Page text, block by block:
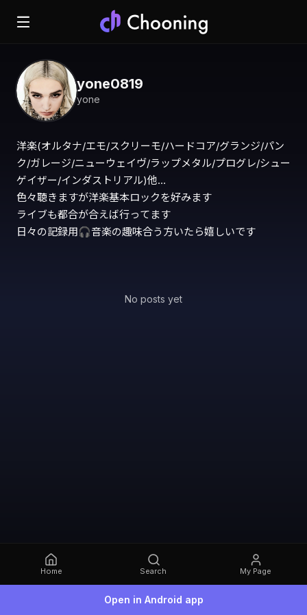
Home Search My Page
Open in Android app
yone0819
yone
洋楽(オルタナ/エモ/スクリーモ/ハードコア/グランジ/パン
ク/ガレージ/ニューウェイヴ/ラップメタル/プログレ/シュー
ゲイザー/インダストリアル)他…
色々聴きますが洋楽基本ロックを好みます
ライブも都合が合えば行ってます
日々の記録用🎧音楽の趣味合う方いたら嬉しいです
No posts yet